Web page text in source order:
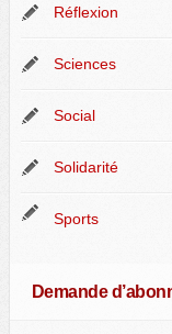
Réflexion
Sciences
Social
Solidarité
Sports
Demande